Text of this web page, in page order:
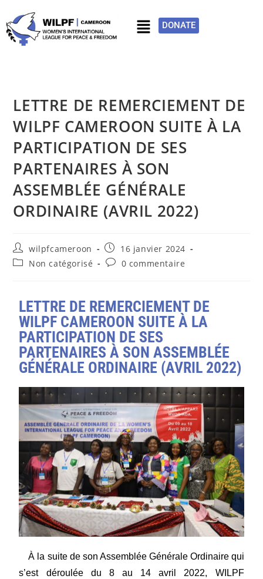
DONATE
LETTRE DE REMERCIEMENT DE
WILPF CAMEROON SUITE À LA
PARTICIPATION DE SES
PARTENAIRES À SON
ASSEMBLÉE GÉNÉRALE
ORDINAIRE (AVRIL 2022)
wilpfcameroon
16 janvier 2024
Non catégorisé
0 commentaire
LETTRE DE REMERCIEMENT DE
WILPF CAMEROON SUITE À LA
PARTICIPATION DE SES
PARTENAIRES À SON ASSEMBLÉE
GÉNÉRALE ORDINAIRE (AVRIL 2022)
À la suite de son Assemblée Générale Ordinaire qui
s’est déroulée du 8 au 14 avril 2022, WILPF